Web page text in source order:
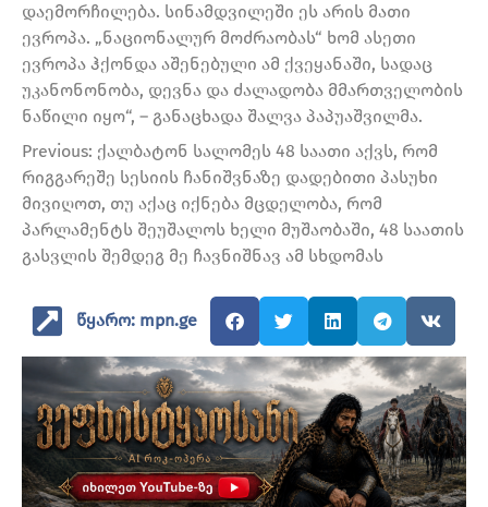
დაემორჩილება. სინამდვილეში ეს არის მათი
ევროპა. „ნაციონალურ მოძრაობას“ ხომ ასეთი
ევროპა ჰქონდა აშენებული ამ ქვეყანაში, სადაც
უკანონონობა, დევნა და ძალადობა მმართველობის
ნაწილი იყო“, – განაცხადა შალვა პაპუაშვილმა.
Previous: ქალბატონ სალომეს 48 საათი აქვს, რომ
რიგგარეშე სესიის ჩანიშვნაზე დადებითი პასუხი
მივიღოთ, თუ აქაც იქნება მცდელობა, რომ
პარლამენტს შეუშალოს ხელი მუშაობაში, 48 საათის
გასვლის შემდეგ მე ჩავნიშნავ ამ სხდომას
წყარო: mpn.ge